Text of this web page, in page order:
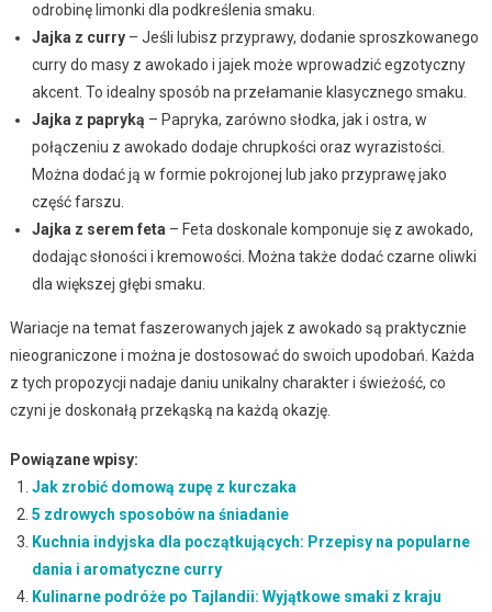
odrobinę limonki dla podkreślenia smaku.
Jajka z curry– Jeśli lubisz przyprawy, dodanie sproszkowanego
curry do masy z awokado i jajek może wprowadzić egzotyczny
akcent. To idealny sposób na przełamanie klasycznego smaku.
Jajka z papryką – Papryka, zarówno słodka, jak i ostra, w
połączeniu z awokado dodaje chrupkości oraz wyrazistości.
Można dodać ją w formie pokrojonej lub jako przyprawę jako
część farszu.
Jajka z serem feta – Feta doskonale komponuje się z awokado,
dodając słoności i kremowości. Można także dodać czarne oliwki
dla większej głębi smaku.
Wariacje na temat faszerowanych jajek z awokado są praktycznie
nieograniczone i można je dostosować do swoich upodobań. Każda
z tych propozycji nadaje daniu unikalny charakter i świeżość, co
czyni je doskonałą przekąską na każdą okazję.
Powiązane wpisy:
Jak zrobić domową zupę z kurczaka
5 zdrowych sposobów na śniadanie
Kuchnia indyjska dla początkujących: Przepisy na popularne
dania i aromatyczne curry
Kulinarne podróże po Tajlandii: Wyjątkowe smaki z kraju